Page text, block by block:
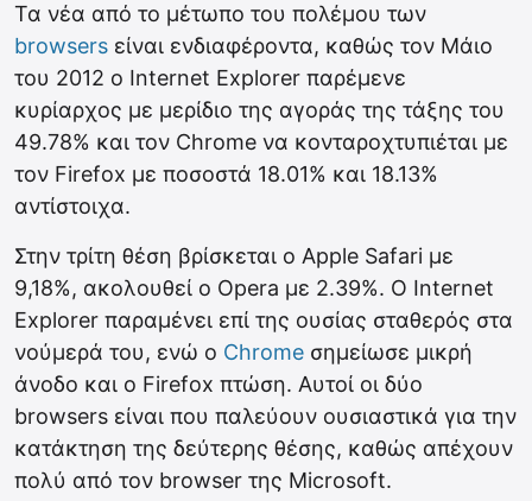
Τα νέα από το μέτωπο του πολέμου των
browsers είναι ενδιαφέροντα, καθώς τον Μάιο
του 2012 o Internet Explorer παρέμενε
κυρίαρχος με μερίδιο της αγοράς της τάξης του
49.78% και τον Chrome να κονταροχτυπιέται με
τον Firefox με ποσοστά 18.01% και 18.13%
αντίστοιχα.
Στην τρίτη θέση βρίσκεται ο Apple Safari με
9,18%, ακολουθεί ο Opera με 2.39%. Ο Internet
Explorer παραμένει επί της ουσίας σταθερός στα
νούμερά του, ενώ ο Chrome σημείωσε μικρή
άνοδο και ο Firefox πτώση. Αυτοί οι δύο
browsers είναι που παλεύουν ουσιαστικά για την
κατάκτηση της δεύτερης θέσης, καθώς απέχουν
πολύ από τον browser της Microsoft.